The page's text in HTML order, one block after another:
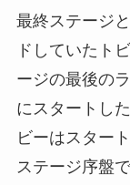
最終ステージ
ドしていたト
ージの最後の
にスタートし
ビーはスター
ステージ序盤